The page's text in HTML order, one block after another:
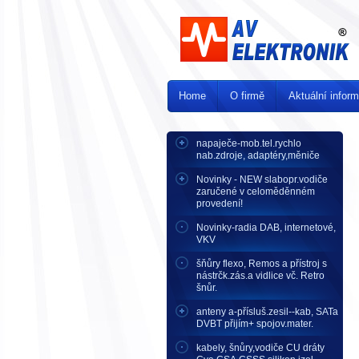
napaječe-mob.tel.rychlo
nab.zdroje, adaptéry,měniče
Novinky - NEW slabopr.vodiče
zaručené v celoměděnném
provedení!
Novinky-radia DAB, internetové,
VKV
šňůry flexo, Remos a přístroj s
nástrčk.zás.a vidlice vč. Retro
šnůr.
anteny a-přísluš.zesil--kab, SATa
DVBT přijím+ spojov.mater.
kabely, šnůry,vodiče CU dráty
Home O firmě Aktuální